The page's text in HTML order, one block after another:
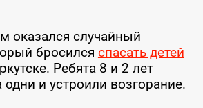
оказался случайный
бросился спасать детей
Ребята 8 и 2 лет
и устроили возгорание.